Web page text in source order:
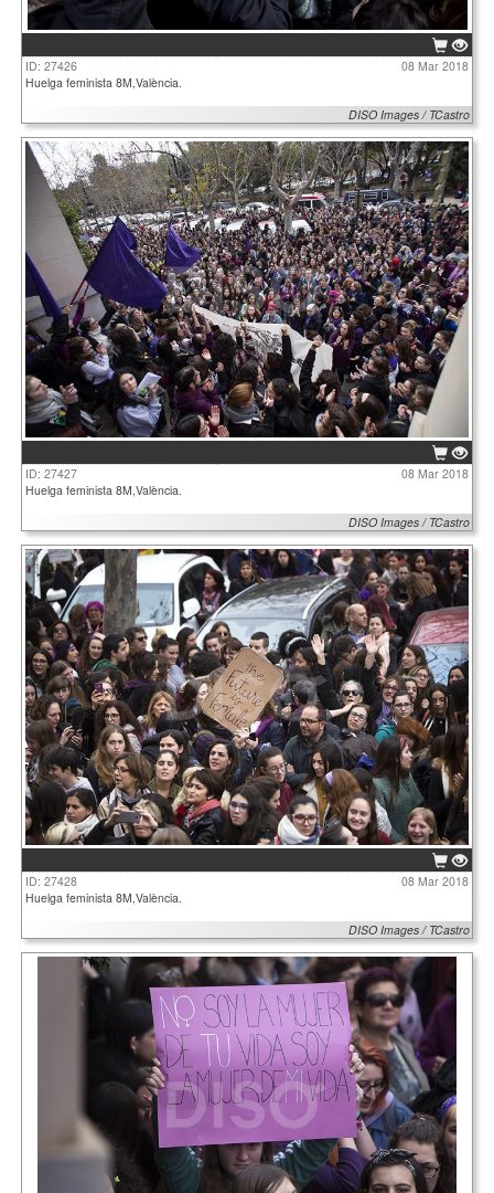
ID: 27426
08 Mar 2018
Huelga feminista 8M,València.
DISO Images / TCastro
ID: 27427
08 Mar 2018
Huelga feminista 8M,València.
DISO Images / TCastro
ID: 27428
08 Mar 2018
Huelga feminista 8M,València.
DISO Images / TCastro